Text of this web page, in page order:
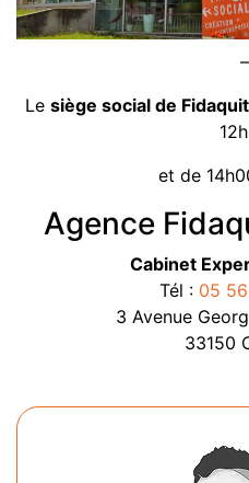
–
Le siège social de
et de
Agence
Cabinet
Tél : 05
3 Avenue
33150